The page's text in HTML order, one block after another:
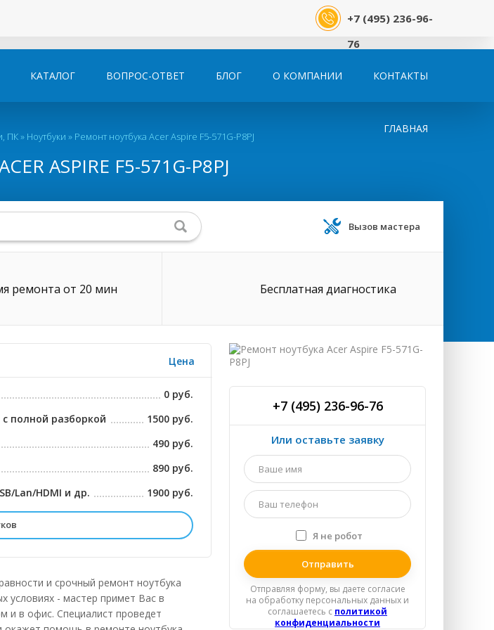
+7 (495) 236-96-
76
КОНТАКТЫ
О КОМПАНИИ
БЛОГ
ВОПРОС-ОТВЕТ
КАТАЛОГ
ГЛАВНАЯ
ПК» Ноутбуки » Ремонт ноутбука Acer Aspire F5-571G-P8PJ
ASPIRE F5-571G-P8PJ
Вызов мастера
ремонта от 20 мин Бесплатная диагностика
Цена
0 руб.
полной разборкой
1500 руб.
490 руб.
890 руб.
Lan/HDMI и др.
1900 руб.
БЕСПЛАТНО
спец. Оборудовании
2225 руб.
790 руб.
и срочный ремонт ноутбука
условиях - мастер примет Вас в
и в офис. Специалист проведет
+7 (495) 236-96-76
Или оставьте заявку
Ваше
имя
Ваш
телефон
спамер
Я не робот
Отправляя форму, вы даете согласие
на обработку персональных данных и
соглашаетесь c политикой
конфиденциальности